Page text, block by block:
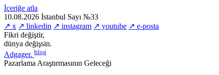
İçeriğe atla
10.08.2026 İstanbul Sayı №33
↗ x ↗ linkedin ↗ instagram ↗ youtube ↗ e-posta
Fikri değiştir,
dünya değişsin.
Adgager. blog
Pazarlama Araştırmasının Geleceği